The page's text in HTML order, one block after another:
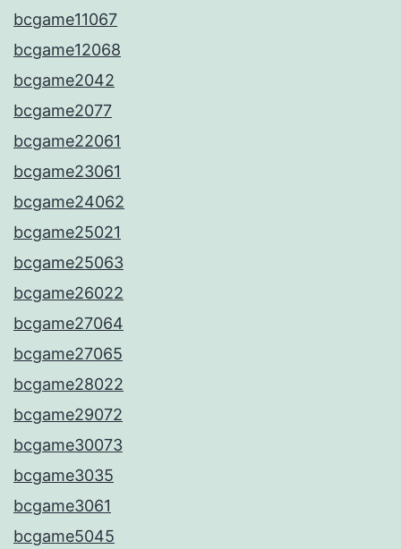
bcgame11067
bcgame12068
bcgame2042
bcgame2077
bcgame22061
bcgame23061
bcgame24062
bcgame25021
bcgame25063
bcgame26022
bcgame27064
bcgame27065
bcgame28022
bcgame29072
bcgame30073
bcgame3035
bcgame3061
bcgame5045